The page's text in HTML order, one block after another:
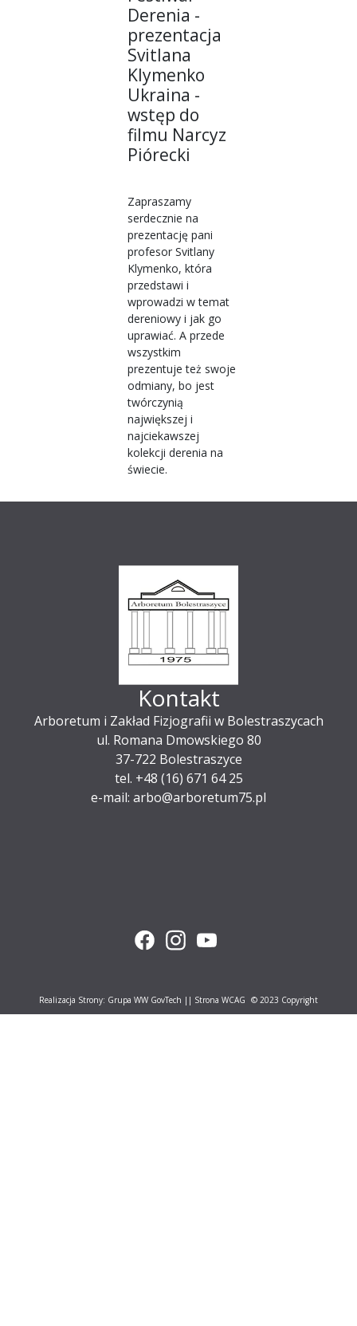
Derenia -
prezentacja
Svitlana
Klymenko
Ukraina -
wstęp do
filmu Narcyz
Piórecki
Zapraszamy
serdecznie na
prezentację pani
profesor Svitlany
Klymenko, która
przedstawi i
wprowadzi w temat
dereniowy i jak go
uprawiać. A przede
wszystkim
prezentuje też swoje
odmiany, bo jest
twórczynią
największej i
najciekawszej
kolekcji derenia na
świecie.
Kontakt
Arboretum i Zakład Fizjografii w Bolestraszycach
ul. Romana Dmowskiego 80
37-722 Bolestraszyce
tel. +48 (16) 671 64 25
e-mail: arbo@arboretum75.pl
Realizacja Strony: Grupa WW GovTech || Strona WCAG © 2023 Copyright